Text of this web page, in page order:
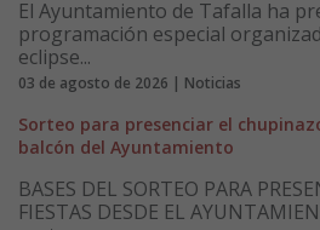
El Ayuntamiento de Tafalla ha
programación especial
eclipse...
03 de agosto de 2026 | Noticias
Sorteo para presenciar el
balcón del Ayuntamiento
BASES DEL SORTEO PARA
FIESTAS DESDE EL